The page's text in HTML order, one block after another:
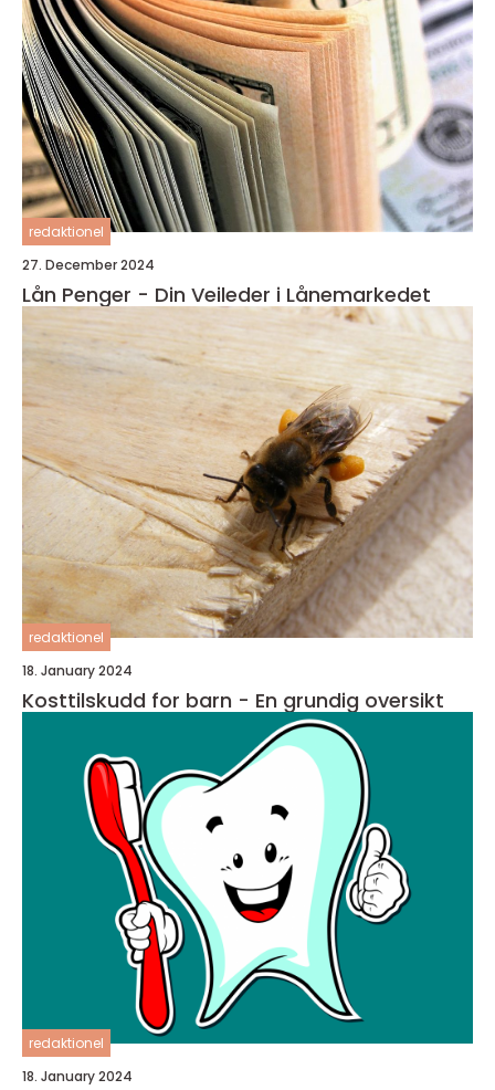
redaktionel
27. December 2024
Lån Penger - Din Veileder i Lånemarkedet
redaktionel
18. January 2024
Kosttilskudd for barn - En grundig oversikt
redaktionel
18. January 2024